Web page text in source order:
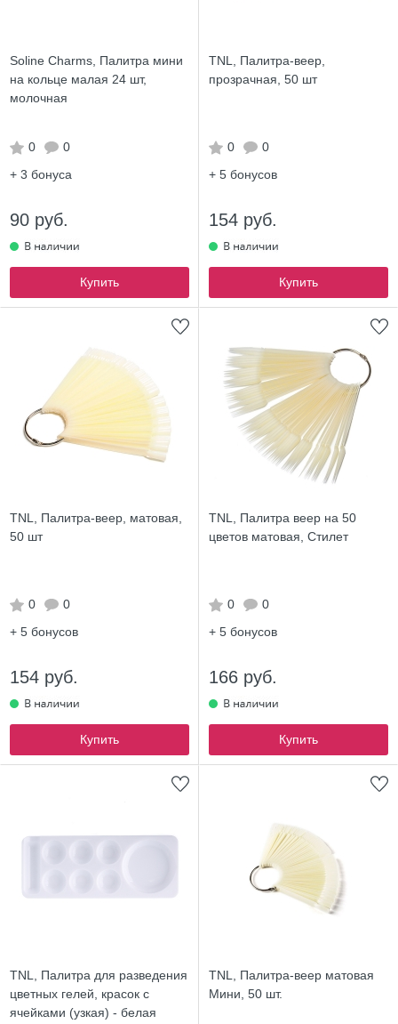
Soline Charms, Палитра мини
на кольце малая 24 шт,
молочная
0
0
+ 3 бонуса
90 руб.
Купить
TNL, Палитра-веер,
прозрачная, 50 шт
0
0
+ 5 бонусов
154 руб.
Купить
TNL, Палитра-веер, матовая,
50 шт
0
0
+ 5 бонусов
154 руб.
Купить
TNL, Палитра веер на 50
цветов матовая, Стилет
0
0
+ 5 бонусов
166 руб.
Купить
TNL, Палитра для разведения
цветных гелей, красок с
ячейками (узкая) - белая
TNL, Палитра-веер матовая
Мини, 50 шт.